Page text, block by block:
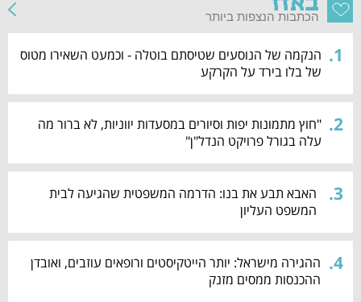
הכתבות הנצפות ביותר
1
. הנקמה של הנוסעים שטיסתם בוטלה - וכמעט השאירו מטוס
של בלו בירד על הקרקע
2
. "חוץ מתמונות יפות וסיורים במסעדות יווניות, לא ברור מה
עלה בגורל פרויקט הנדל"ן"
3
.
האבא תבע את בנו: הדרמה המשפטית שהגיעה לבית
המשפט העליון
4
. ההגירה מישראל: יותר הייטקיסטים ורופאים עוזבים, ואובדן
ההכנסות ממסים מזנק